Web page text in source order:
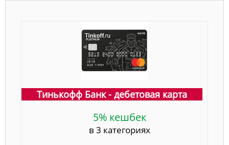
Тинькофф Банк - дебетовая карта
5% кешбек
в 3 категориях